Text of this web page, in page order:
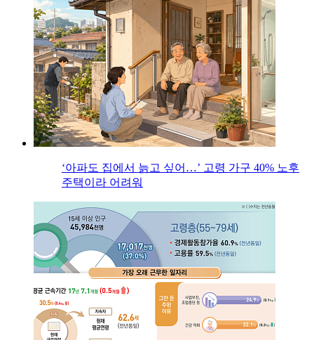
‘아파도 집에서 늙고 싶어…’ 고령 가구 40% 노후
주택이라 어려워